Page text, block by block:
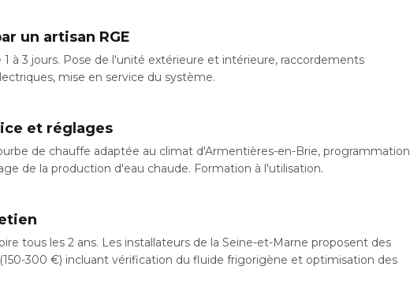
un artisan RGE
1 à 3 jours. Pose de l'unité extérieure et intérieure, raccordements
mise en service du système.
et réglages
de chauffe adaptée au climat d'Armentières-en-Brie, programmation
de la production d'eau chaude. Formation à l'utilisation.
tous les 2 ans. Les installateurs de la Seine-et-Marne proposent des
300 €) incluant vérification du fluide frigorigène et optimisation des